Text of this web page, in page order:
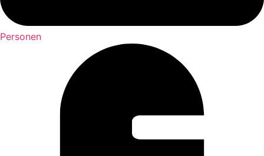
Personen